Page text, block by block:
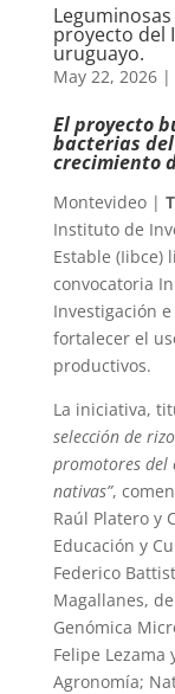
proyecto del
uruguayo.
May 22, 2026|
El proyecto
bacterias
crecimiento
Montevideo |
Instituto de
Estable (Iibce)
convocatoria
Investigación
fortalecer el
productivos.
La iniciativa,
selección de
promotores del
nativas”,
Raúl Platero y
Educación y
Federico
Magallanes,
Genómica
Felipe Lezama
Agronomía;